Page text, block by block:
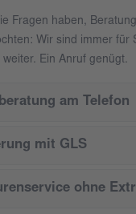
Fragen haben,
Wir sind immer für
Ein Anruf genügt.
am Telefon
mit GLS
ohne